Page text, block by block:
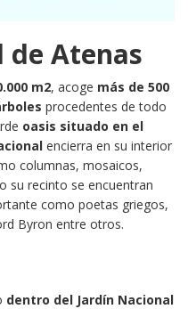
de Atenas
m2, acoge más de 500
procedentes de todo
oasis situado en el
encierra en su interior
columnas, mosaicos,
su recinto se encuentran
como poetas griegos,
Byron entre otros.
dentro del Jardín Nacional